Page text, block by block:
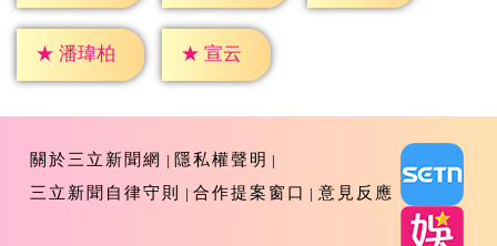
★ 潘瑋柏 ★ 宣云
關於三立新聞網
隱私權聲明
三立新聞自律守則
合作提案窗口 意見反應